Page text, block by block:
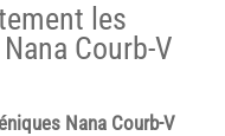
les
Courb-V
Nana Courb-V